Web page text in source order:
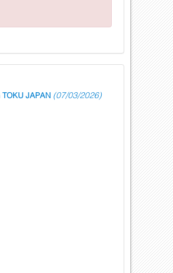
JAPAN (07/03/2026)